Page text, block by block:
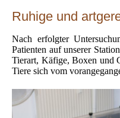
Ruhige und
Nach erfolgter
Patienten auf unserer
Tierart, Käfige, Boxen und
Tiere sich vom